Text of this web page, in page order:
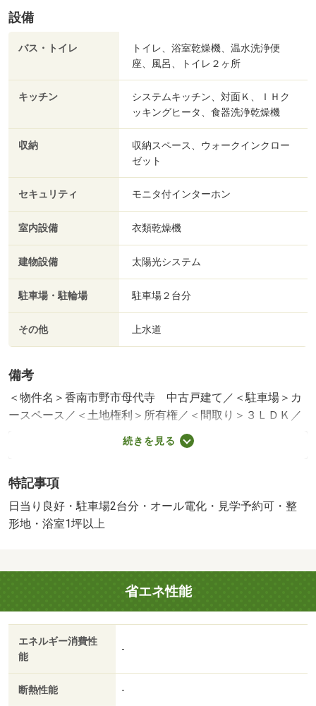
設備
バス・トイレ
トイレ、浴室乾燥機、温水洗浄便
座、風呂、トイレ２ヶ所
キッチン
システムキッチン、対面Ｋ、ＩＨク
ッキングヒータ、食器洗浄乾燥機
収納
収納スペース、ウォークインクロー
ゼット
セキュリティ モニタ付インターホン
室内設備 衣類乾燥機
建物設備 太陽光システム
駐車場・駐輪場 駐車場２台分
その他 上水道
備考
＜物件名＞香南市野市母代寺 中古戸建て／＜駐車場＞カ
ースペース／＜土地権利＞所有権／＜間取り＞３ＬＤＫ／
＜特徴＞築浅でキレイな３ＬＤＫ・太陽光搭載のオール電
化住宅です。、太陽光発電システム・駐車２台可・土地５
販売戸数：1戸
続きを見る
特記事項
日当り良好・駐車場2台分・オール電化・見学予約可・整
形地・浴室1坪以上
省エネ性能
エネルギー消費性
能
-
断熱性能 -